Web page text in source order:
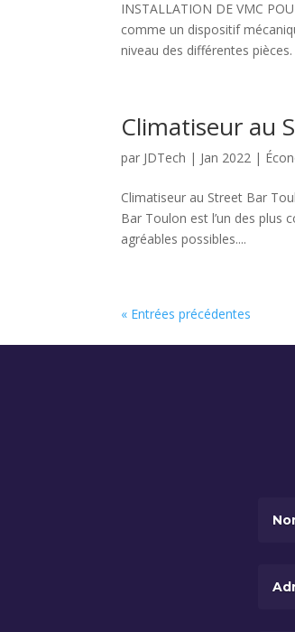
INSTALLATION DE VMC
comme un dispositif
niveau des différentes pièces.
Climatiseur au
par JDTech | Jan 2022 |
Climatiseur au Street Bar
Bar Toulon est l’un des plus
agréables possibles....
« Entrées précédentes